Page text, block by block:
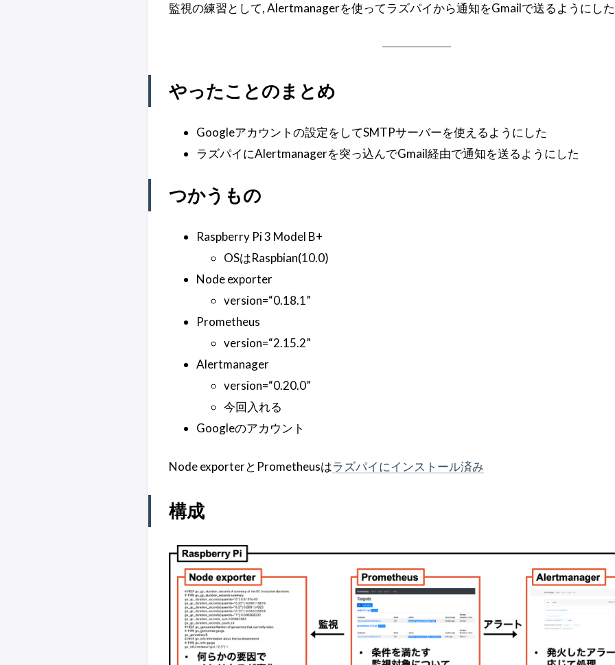
監視の練習として, Alertmanagerを使ってラズパイから通知をGmailで送るようにし
やったことのまとめ
Googleアカウントの設定をしてSMTPサーバーを使えるようにした
ラズパイにAlertmanagerを突っ込んでGmail経由で通知を送るようにした
つかうもの
Raspberry Pi 3 Model B+
OSはRaspbian(10.0)
Node exporter
version=“0.18.1”
Prometheus
version=“2.15.2”
Alertmanager
version=“0.20.0”
今回入れる
Googleのアカウント
Node exporterとPrometheusはラズパイにインストール済み
構成